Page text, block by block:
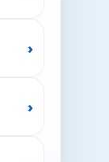
›
›